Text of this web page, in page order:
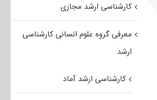
کارشناسی ارشد مجازی
معرفی گروه علوم انسانی کارشناسی
ارشد
کارشناسی ارشد آماد